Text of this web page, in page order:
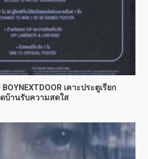
เคาะประตูเรียก
ดบ้านรับความสดใส